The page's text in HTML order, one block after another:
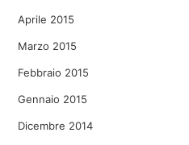
Aprile 2015
Marzo 2015
Febbraio 2015
Gennaio 2015
Dicembre 2014